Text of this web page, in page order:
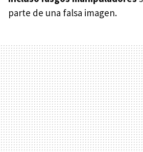
parte de una falsa imagen.